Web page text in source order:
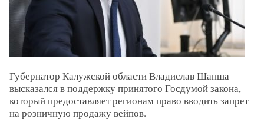
Губернатор Калужской области Владислав Шапша
высказался в поддержку принятого Госдумой закона,
который предоставляет регионам право вводить запрет
на розничную продажу вейпов.